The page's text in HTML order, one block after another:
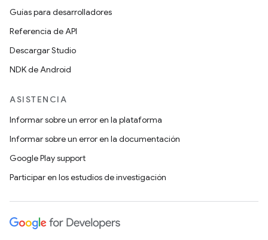
Guías para desarrolladores
Referencia de API
Descargar Studio
NDK de Android
ASISTENCIA
Informar sobre un error en la plataforma
Informar sobre un error en la documentación
Google Play support
Participar en los estudios de investigación